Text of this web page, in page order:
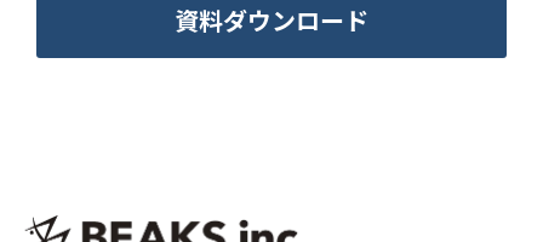
資料ダウンロード